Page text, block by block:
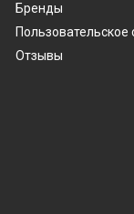
Бренды
Пользовательское
Отзывы